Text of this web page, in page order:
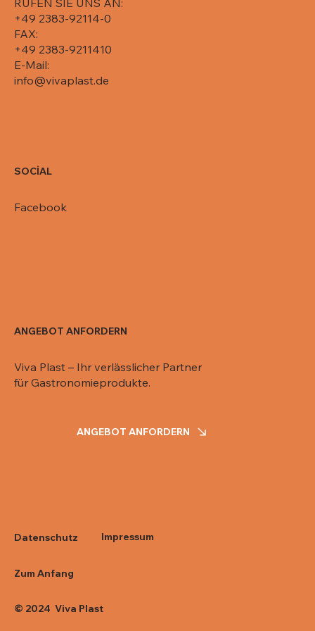
+49 2383-92114-0
FAX:
+49 2383-9211410
E-Mail:
info@vivaplast.de
SOCİAL
Facebook
ANGEBOT ANFORDERN
Viva Plast – Ihr verlässlicher Partner
für Gastronomieprodukte.
ANGEBOT ANFORDERN
Datenschutz
Zum Anfang
© 2024 Viva Plast
Impressum